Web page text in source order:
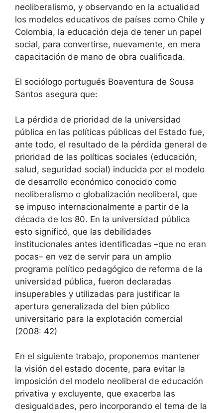
neoliberalismo, y observando en la actualidad
los modelos educativos de países como Chile y
Colombia, la educación deja de tener un papel
social, para convertirse, nuevamente, en mera
capacitación de mano de obra cualificada.
El sociólogo portugués Boaventura de Sousa
Santos asegura que:
La pérdida de prioridad de la universidad
pública en las políticas públicas del Estado fue,
ante todo, el resultado de la pérdida general de
prioridad de las políticas sociales (educación,
salud, seguridad social) inducida por el modelo
de desarrollo económico conocido como
neoliberalismo o globalización neoliberal, que
se impuso internacionalmente a partir de la
década de los 80. En la universidad pública
esto significó, que las debilidades
institucionales antes identificadas –que no eran
pocas– en vez de servir para un amplio
programa político pedagógico de reforma de la
universidad pública, fueron declaradas
insuperables y utilizadas para justificar la
apertura generalizada del bien público
universitario para la explotación comercial
(2008: 42)
En el siguiente trabajo, proponemos mantener
la visión del estado docente, para evitar la
imposición del modelo neoliberal de educación
privativa y excluyente, que exacerba las
desigualdades, pero incorporando el tema de la